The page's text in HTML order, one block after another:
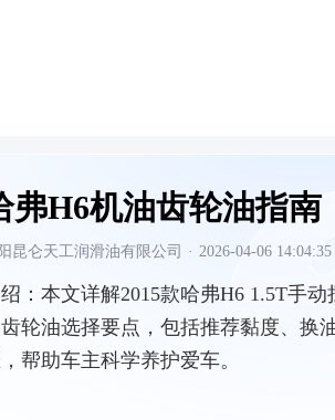
弗H6机油齿轮油指南
昆仑天工润滑油有限公司 · 2026-04-06 14:04:35
： 本文详解2015款哈弗H6 1.5T手动
轮油选择要点，包括推荐黏度、换
帮助车主科学养护爱车。